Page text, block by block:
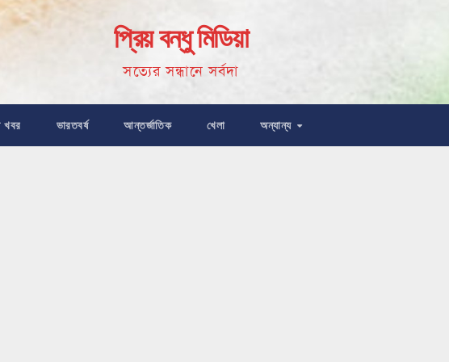
প্রিয় বন্ধু মিডিয়া
সত্যের সন্ধানে সর্বদা
খবর ভারতবর্ষ আন্তর্জাতিক খেলা অন্যান্য